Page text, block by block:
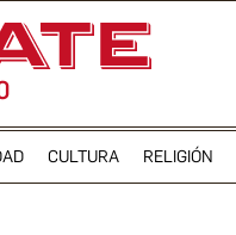
CULTURA RELIGIÓN